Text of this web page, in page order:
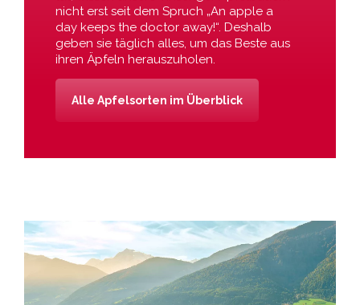
nicht erst seit dem Spruch „An apple a
day keeps the doctor away!“. Deshalb
geben sie täglich alles, um das Beste aus
ihren Äpfeln herauszuholen.
Alle Apfelsorten im Überblick